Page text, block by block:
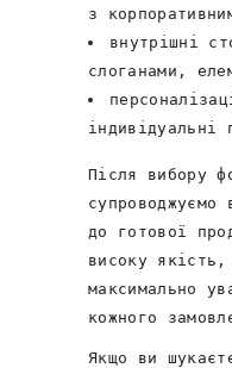
з
внутрішні
слоганами,
індивідуальні
Після вибору
супроводжуємо
до готової
високу
максимально
кожного
Якщо ви